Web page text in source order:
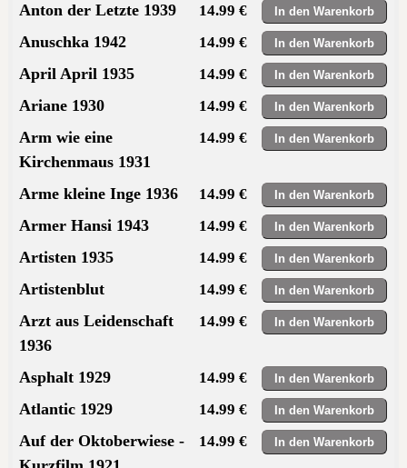
Anton der Letzte 1939 14.99 €
Anuschka 1942 14.99 €
April April 1935 14.99 €
Ariane 1930 14.99 €
Arm wie eine
Kirchenmaus 1931
14.99 €
Arme kleine Inge 1936 14.99 €
Armer Hansi 1943 14.99 €
Artisten 1935 14.99 €
Artistenblut 14.99 €
Arzt aus Leidenschaft
1936
14.99 €
Asphalt 1929 14.99 €
Atlantic 1929 14.99 €
Auf der Oktoberwiese -
14.99 €